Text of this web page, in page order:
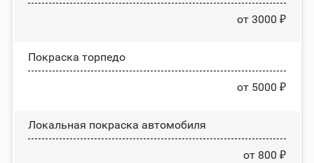
от 3000 ₽
Покраска торпедо
от 5000 ₽
Локальная покраска автомобиля
от 800 ₽